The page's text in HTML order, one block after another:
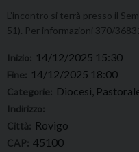
L’incontro si terrà presso il
51). Per informazioni 370/
Inizio: 14/12/2025 15:30
Fine: 14/12/2025 18:00
Categorie: Diocesi,
Indirizzo:
Città: Rovigo
CAP: 45100